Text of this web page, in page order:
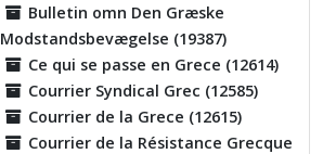
Bulletin omn Den Græske
Modstandsbevægelse (19387)
Ce qui se passe en Grece (12614)
Courrier Syndical Grec (12585)
Courrier de la Grece (12615)
Courrier de la Résistance Grecque